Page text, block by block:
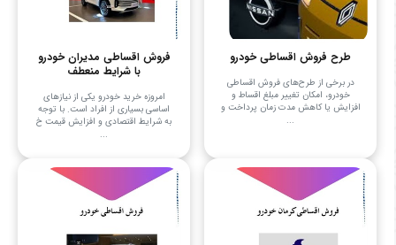
طرح فروش اقساطی خودرو
در برخی از طرح‌های فروش اقساطی
خودرو، امکان تغییر مبلغ اقساط و
افزایش یا کاهش مدت زمان پرداخت و
...
فروش اقساطی مدیران خودرو
با شرایط منعطف
امروزه خرید خودرو یکی از نیازهای
اساسی بسیاری از افراد است. با توجه
به شرایط اقتصادی و افزایش قیمت خ
...